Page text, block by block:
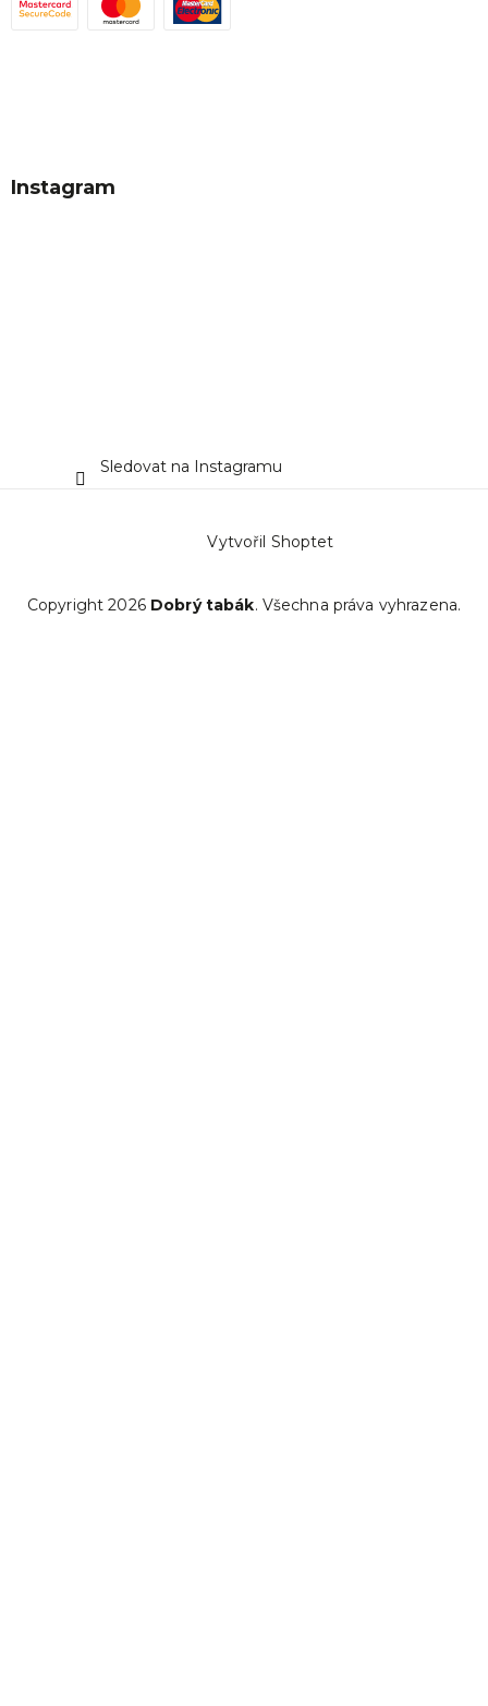
Instagram
Sledovat na Instagramu
Vytvořil Shoptet
Copyright 2026 Dobrý tabák. Všechna práva vyhrazena.